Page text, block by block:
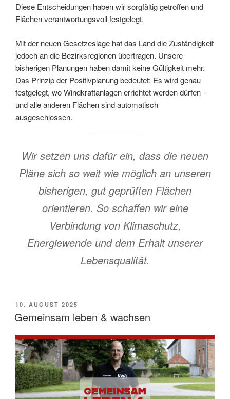
Diese Entscheidungen haben wir sorgfältig getroffen und
Flächen verantwortungsvoll festgelegt.
Mit der neuen Gesetzeslage hat das Land die Zuständigkeit
jedoch an die Bezirksregionen übertragen. Unsere
bisherigen Planungen haben damit keine Gültigkeit mehr.
Das Prinzip der Positivplanung bedeutet: Es wird genau
festgelegt, wo Windkraftanlagen errichtet werden dürfen –
und alle anderen Flächen sind automatisch
ausgeschlossen.
Wir setzen uns dafür ein, dass die neuen
Pläne sich so weit wie möglich an unseren
bisherigen, gut geprüften Flächen
orientieren. So schaffen wir eine
Verbindung von Klimaschutz,
Energiewende und dem Erhalt unserer
Lebensqualität.
VERÖFFENTLICHT
AM
10. AUGUST 2025
Gemeinsam leben & wachsen